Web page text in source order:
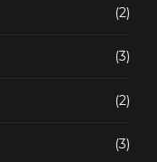
(2)
(3)
(2)
(3)